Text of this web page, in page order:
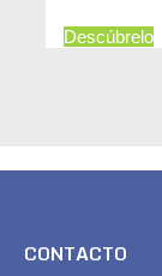
Descúbrelo
CONTACTO